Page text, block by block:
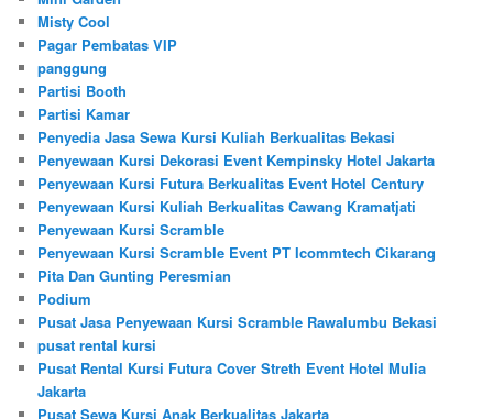
Misty Cool
Pagar Pembatas VIP
panggung
Partisi Booth
Partisi Kamar
Penyedia Jasa Sewa Kursi Kuliah Berkualitas Bekasi
Penyewaan Kursi Dekorasi Event Kempinsky Hotel Jakarta
Penyewaan Kursi Futura Berkualitas Event Hotel Century
Penyewaan Kursi Kuliah Berkualitas Cawang Kramatjati
Penyewaan Kursi Scramble
Penyewaan Kursi Scramble Event PT Icommtech Cikarang
Pita Dan Gunting Peresmian
Podium
Pusat Jasa Penyewaan Kursi Scramble Rawalumbu Bekasi
pusat rental kursi
Pusat Rental Kursi Futura Cover Streth Event Hotel Mulia
Jakarta
Pusat Sewa Kursi Anak Berkualitas Jakarta